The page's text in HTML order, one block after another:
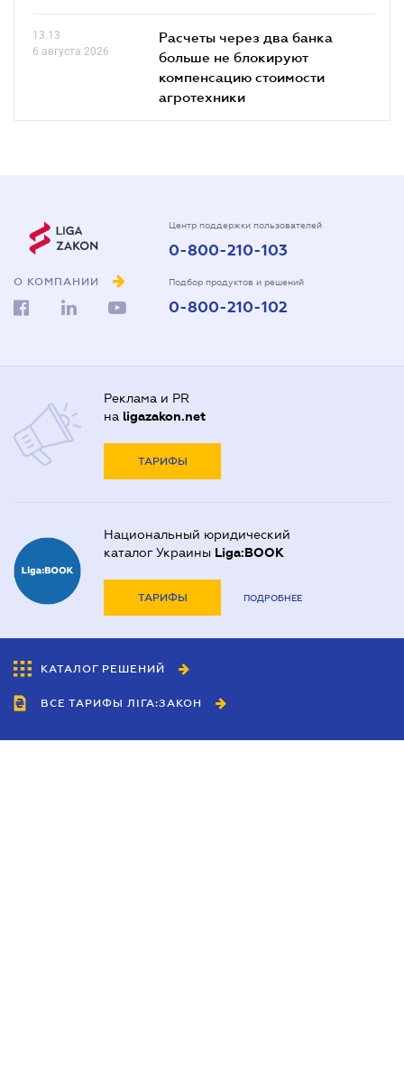
13.13
6 августа 2026
Расчеты через два банка
больше не блокируют
компенсацию стоимости
агротехники
О КОМПАНИИ
Центр поддержки пользователей
0-800-210-103
Подбор продуктов и решений
0-800-210-102
Реклама и PR
на ligazakon.net
ТАРИФЫ
Национальный юридический
каталог Украины Liga:BOOK
ТАРИФЫ ПОДРОБНЕЕ
КАТАЛОГ РЕШЕНИЙ
ВСЕ ТАРИФЫ ЛІГА:ЗАКОН